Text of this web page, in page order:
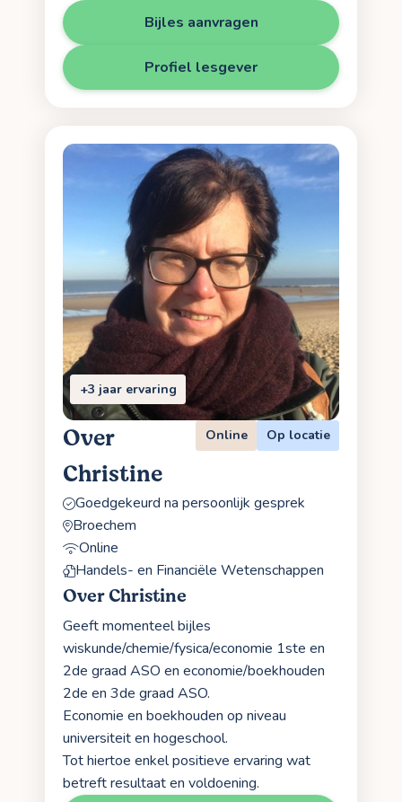
Bijles aanvragen
Profiel lesgever
+3 jaar ervaring
Over
Christine
Online Op locatie
Goedgekeurd na persoonlijk gesprek
Broechem
Online
Handels- en Financiële Wetenschappen
Over Christine
Geeft momenteel bijles
wiskunde/chemie/fysica/economie 1ste en
2de graad ASO en economie/boekhouden
2de en 3de graad ASO.
Economie en boekhouden op niveau
universiteit en hogeschool.
Tot hiertoe enkel positieve ervaring wat
betreft resultaat en voldoening.